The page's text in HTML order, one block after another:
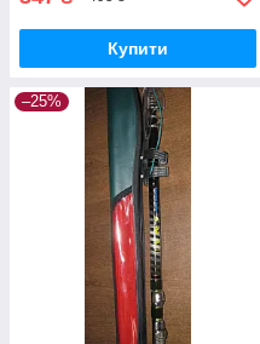
Купити
–25%